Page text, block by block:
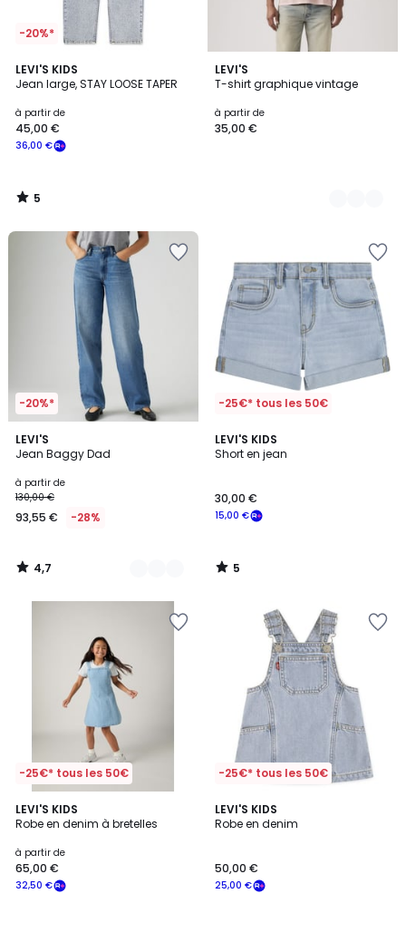
-20%*
LEVI'S KIDS
Jean large, STAY LOOSE TAPER
à partir de
36,00 €
45,00 €
5
/
5
/
LEVI'S
T-shirt graphique vintage
à partir de
35,00 €
2
Couleurs
-20%*
LEVI'S
Jean Baggy Dad
à partir de
130,00 €
93,55 € -28%
4,7
/ 5
3
Couleurs
4,7
/
-25€* tous les 50€
LEVI'S KIDS
Short en jean
15,00 €
30,00 €
5
/
5
/
-25€* tous les 50€
LEVI'S KIDS
Robe en denim à bretelles
à partir de
32,50 €
65,00 €
-25€* tous les 50€
LEVI'S KIDS
Robe en denim
25,00 €
50,00 €